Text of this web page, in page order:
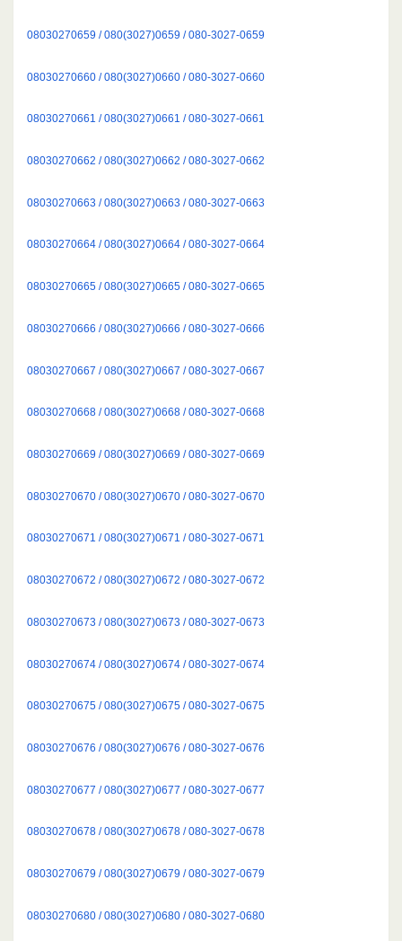
08030270659 / 080(3027)0659 / 080-3027-0659
08030270660 / 080(3027)0660 / 080-3027-0660
08030270661 / 080(3027)0661 / 080-3027-0661
08030270662 / 080(3027)0662 / 080-3027-0662
08030270663 / 080(3027)0663 / 080-3027-0663
08030270664 / 080(3027)0664 / 080-3027-0664
08030270665 / 080(3027)0665 / 080-3027-0665
08030270666 / 080(3027)0666 / 080-3027-0666
08030270667 / 080(3027)0667 / 080-3027-0667
08030270668 / 080(3027)0668 / 080-3027-0668
08030270669 / 080(3027)0669 / 080-3027-0669
08030270670 / 080(3027)0670 / 080-3027-0670
08030270671 / 080(3027)0671 / 080-3027-0671
08030270672 / 080(3027)0672 / 080-3027-0672
08030270673 / 080(3027)0673 / 080-3027-0673
08030270674 / 080(3027)0674 / 080-3027-0674
08030270675 / 080(3027)0675 / 080-3027-0675
08030270676 / 080(3027)0676 / 080-3027-0676
08030270677 / 080(3027)0677 / 080-3027-0677
08030270678 / 080(3027)0678 / 080-3027-0678
08030270679 / 080(3027)0679 / 080-3027-0679
08030270680 / 080(3027)0680 / 080-3027-0680